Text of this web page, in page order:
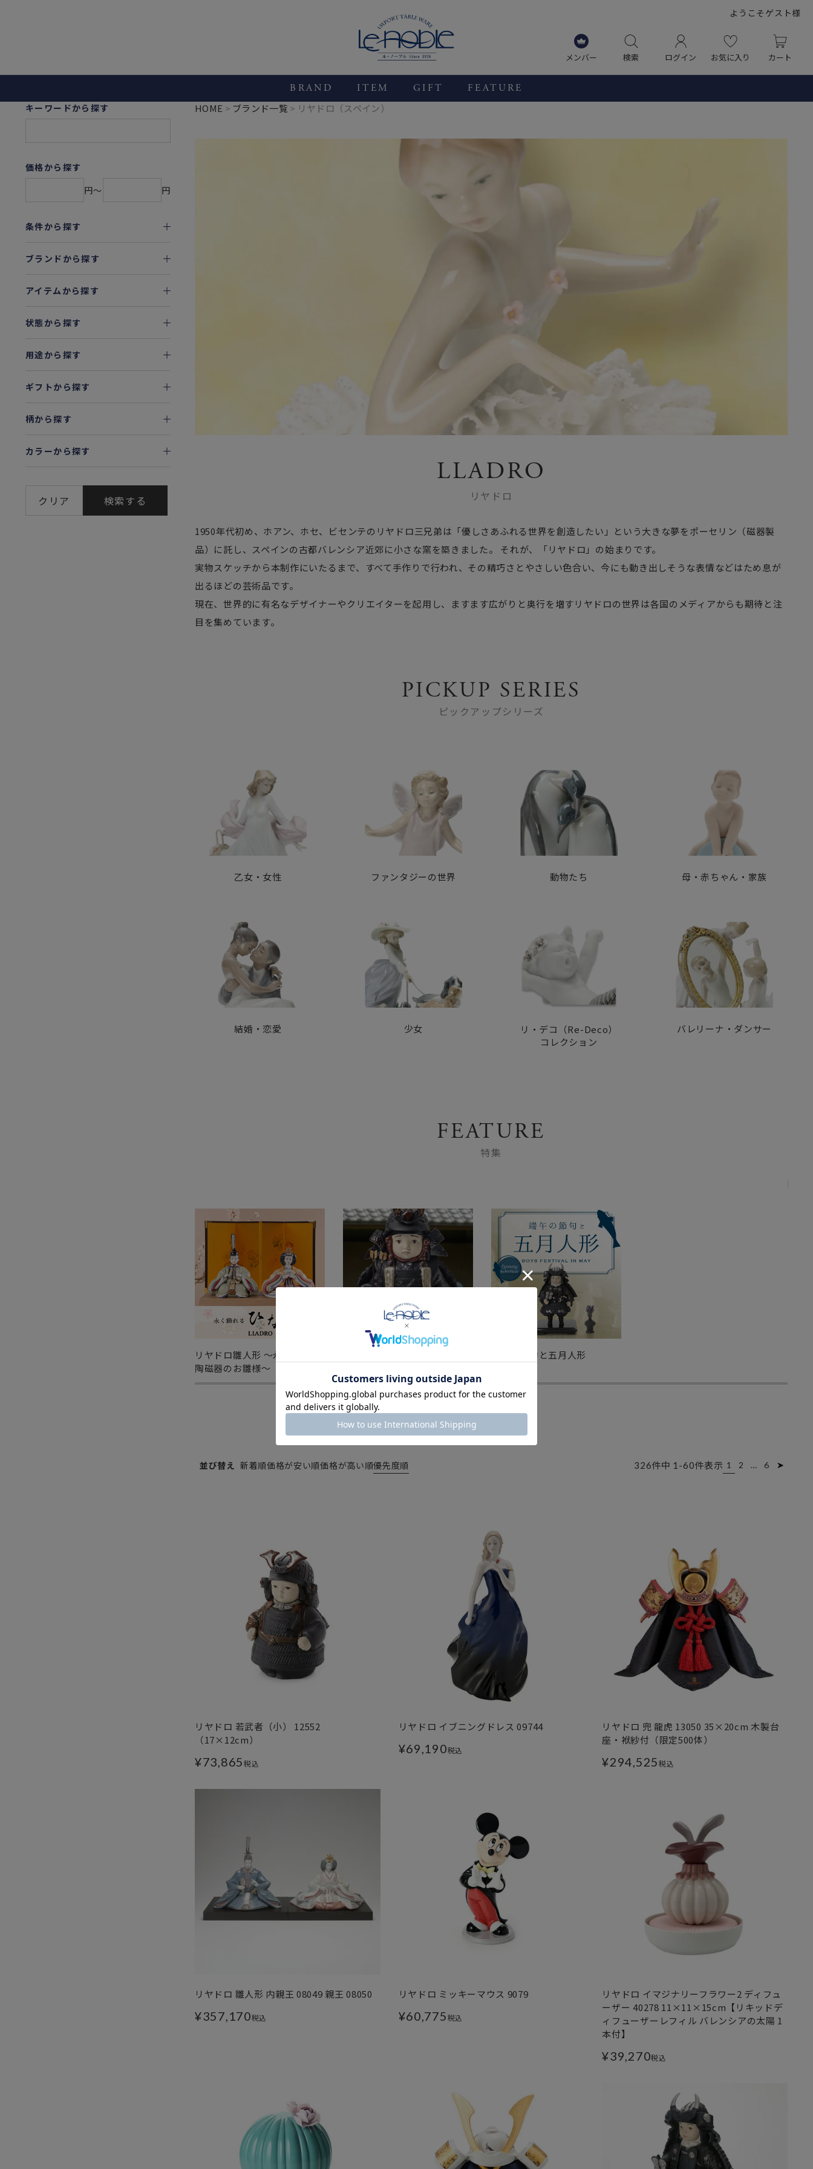
ようこそゲスト様
メンバー 検索 ログイン お気に入り カート
BRAND ITEM GIFT FEATURE
キーワードから探す
価格から探す
円〜
円
条件から探す
ブランドから探す
アイテムから探す
状態から探す
用途から探す
ギフトから探す
柄から探す
カラーから探す
クリア 検索する
HOME ブランド一覧 リヤドロ（スペイン）
LLADRO
リヤドロ
1950年代初め、ホアン、ホセ、ビセンテのリヤドロ三兄弟は「優しさあふれる世界を創造したい」という大きな夢をポーセリン（磁器製
品）に託し、スペインの古都バレンシア近郊に小さな窯を築きました。 それが、「リヤドロ」の始まりです。
実物スケッチから本制作にいたるまで、すべて手作りで行われ、その精巧さとやさしい色合い、今にも動き出しそうな表情などはため息が
出るほどの芸術品です。
現在、世界的に有名なデザイナーやクリエイターを起用し、ますます広がりと奥行を増すリヤドロの世界は各国のメディアからも期待と注
目を集めています。
PICKUP SERIES
ピックアップシリーズ
乙女・女性 ファンタジーの世界 動物たち 母・赤ちゃん・家族
結婚・恋愛 少女
リ・デコ（Re-Deco）
コレクション
バレリーナ・ダンサー
FEATURE
特集
リヤドロ雛人形 ～永く飾れる
陶磁器のお雛様～
端午の節句と五月人形
並び替え 新着順価格が安い順価格が高い順優先度順 326件中 1 -60件表示 1 2 … 6
リヤドロ 若武者（小） 12552
（17×12cm）
¥73,865税込
リヤドロ イブニングドレス 09744
¥69,190税込
リヤドロ 兜 龍虎 13050 35×20cm 木製台
座・袱紗付（限定500体）
¥294,525税込
リヤドロ 雛人形 内親王 08049 親王 08050
¥357,170税込
リヤドロ ミッキーマウス 9079
¥60,775税込
リヤドロ イマジナリーフラワー2 ディフュ
ーザー 40278 11×11×15cm【リキッドデ
ィフューザーレフィル バレンシアの太陽 1
本付】
¥39,270税込